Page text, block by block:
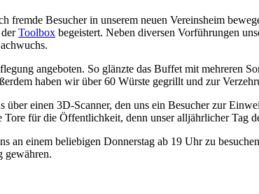
Besucher in unserem neuen Vereinsheim
Toolbox begeistert. Neben diversen Vorführungen
angeboten. So glänzte das Buffet mit mehreren
haben wir über 60 Würste gegrillt und zur
einen 3D-Scanner, den uns ein Besucher zur
Tore für die Öffentlichkeit, denn unser alljährlicher Tag
an einem beliebigen Donnerstag ab 19 Uhr zu
gewähren.